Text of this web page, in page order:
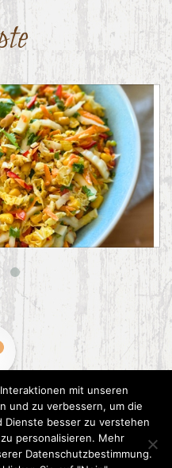
Salat
mit unseren
und zu verbessern, um die
Dienste besser zu verstehen
personalisieren. Mehr
Datenschutzbestimmung.